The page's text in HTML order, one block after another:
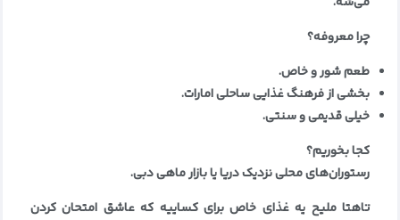
چرا معروفه؟
طعم شور و خاص.
بخشی از فرهنگ غذایی ساحلی امارات.
خیلی قدیمی و سنتی.
کجا بخوریم؟
رستوران‌های محلی نزدیک دریا یا بازار ماهی دبی.
تاهتا ملیح یه غذای خاص برای کساییه که عاشق امتحان کردن